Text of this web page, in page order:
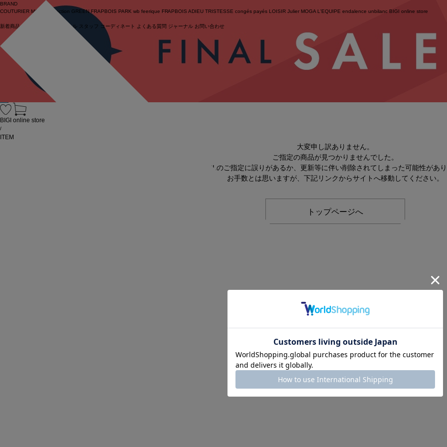
BRAND
COUTURIER MOGA Collection GREEN FRAPBOIS PARK wb feerique FRAPBOIS ADIEU TRISTESSE congés payés LOISIR Julier MOGA L'EQUIPE endalence unbilanc BIGI online store
新着商品 (ライブ) セール スタッフ コーディネート よくある質問 ジャーナル お問い合わせ
BIGI online store
/
ITEM
大変申し訳ありません。
ご指定の商品が見つかりませんでした。
URLのご指定に誤りがあるか、更新等に伴い削除されてしまった可能性があ
お手数とは思いますが、下記リンクからサイトへ移動してください。
トップページへ